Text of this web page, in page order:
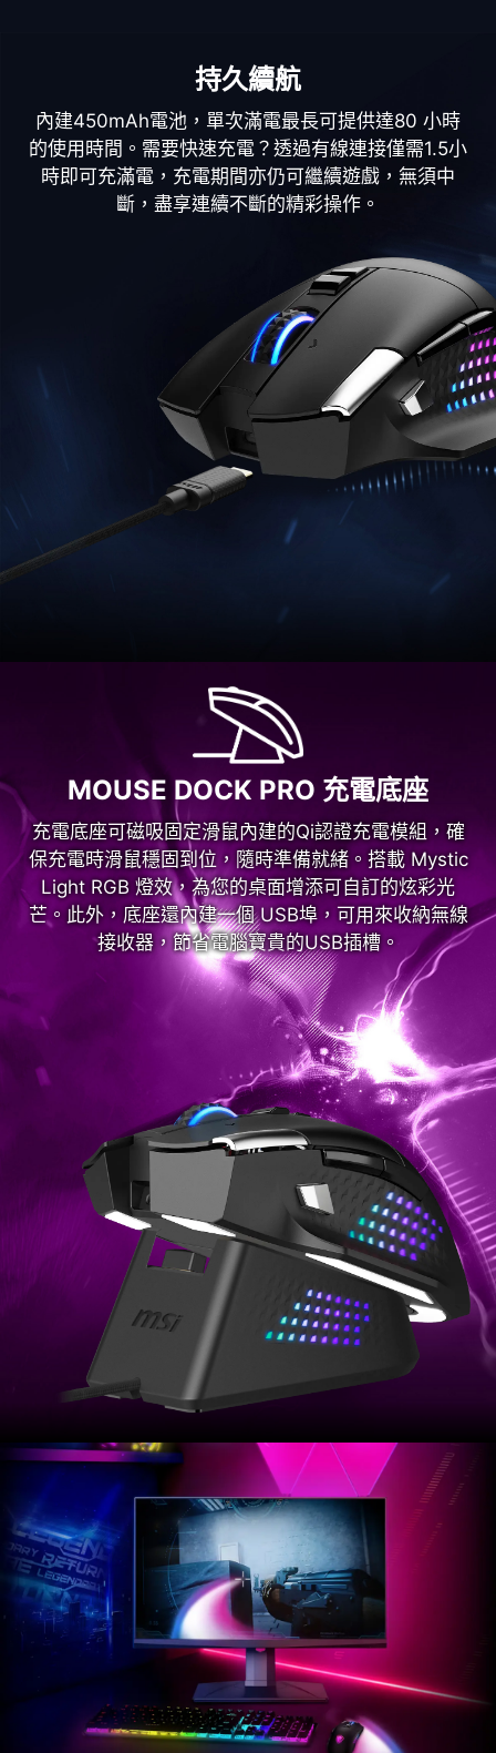
持久續航
內建450mAh電池，單次滿電最長可提供達80 小時
的使用時間。需要快速充電？透過有線連接僅需1.5小
時即可充滿電，充電期間亦仍可繼續遊戲，無須中
斷，盡享連續不斷的精彩操作。
MOUSE DOCK PRO 充電底座
充電底座可磁吸固定滑鼠內建的Qi認證充電模組，確
保充電時滑鼠穩固到位，隨時準備就緒。搭載 Mystic
Light RGB 燈效，為您的桌面增添可自訂的炫彩光
芒。此外，底座還內建一個 USB埠，可用來收納無線
接收器，節省電腦寶貴的USB插槽。